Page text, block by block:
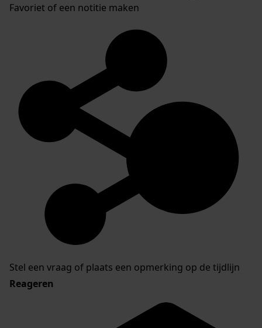
Favoriet of een notitie maken
Stel een vraag of plaats een opmerking op de tijdlijn
Reageren